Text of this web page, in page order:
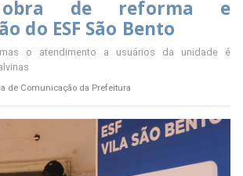
obra de reforma e
do ESF São Bento
o atendimento a usuários da unidade é
de Comunicação da Prefeitura